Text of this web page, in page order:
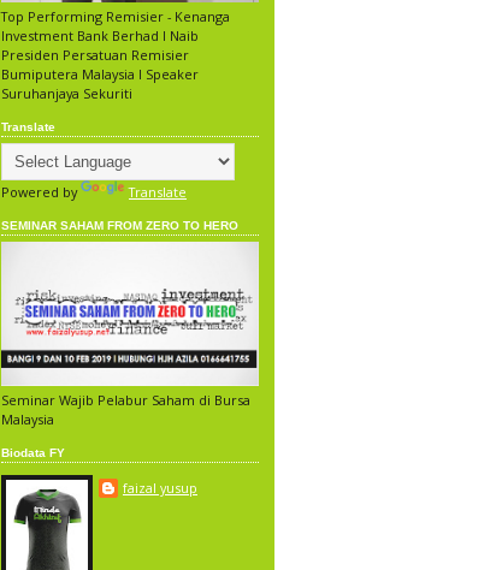
Top Performing Remisier - Kenanga
Investment Bank Berhad l Naib
Presiden Persatuan Remisier
Bumiputera Malaysia l Speaker
Suruhanjaya Sekuriti
Translate
Powered by Translate
SEMINAR SAHAM FROM ZERO TO HERO
Seminar Wajib Pelabur Saham di Bursa
Malaysia
Biodata FY
faizal yusup